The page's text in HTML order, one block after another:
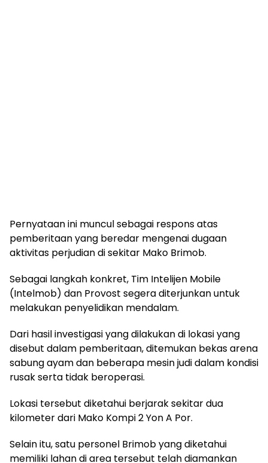
Pernyataan ini muncul sebagai respons atas
pemberitaan yang beredar mengenai dugaan
aktivitas perjudian di sekitar Mako Brimob.
Sebagai langkah konkret, Tim Intelijen Mobile
(Intelmob) dan Provost segera diterjunkan untuk
melakukan penyelidikan mendalam.
Dari hasil investigasi yang dilakukan di lokasi yang
disebut dalam pemberitaan, ditemukan bekas arena
sabung ayam dan beberapa mesin judi dalam kondisi
rusak serta tidak beroperasi.
Lokasi tersebut diketahui berjarak sekitar dua
kilometer dari Mako Kompi 2 Yon A Por.
Selain itu, satu personel Brimob yang diketahui
memiliki lahan di area tersebut telah diamankan